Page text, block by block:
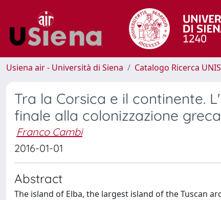
Usiena air - Università di Siena Catalogo Ricerca
Tra la Corsica e il continente.
finale alla colonizzazione greca
Franco Cambi
2016-01-01
Abstract
The island of Elba, the largest island of the Tuscan